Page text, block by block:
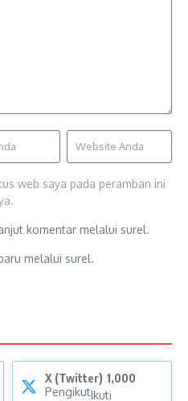
web saya pada peramban ini
komentar melalui surel.
melalui surel.
X (Twitter) 1,000
PengikutIkuti